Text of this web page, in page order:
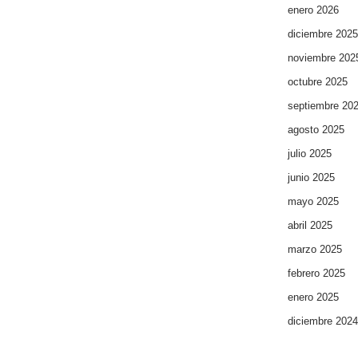
enero 2026
diciembre 2025
noviembre
octubre 2025
septiembre
agosto 2025
julio 2025
junio 2025
mayo 2025
abril 2025
marzo 2025
febrero 2025
enero 2025
diciembre 2024